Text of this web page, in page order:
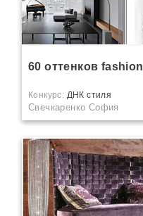
60 оттенков fashion
Конкурс: ДНК стиля
Свечкаренко София